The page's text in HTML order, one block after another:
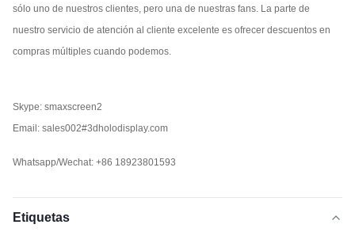
sólo uno de nuestros clientes, pero una de nuestras fans. La parte de
nuestro servicio de atención al cliente excelente es ofrecer descuentos en
compras múltiples cuando podemos.
Skype: smaxscreen2
Email: sales002#3dholodisplay.com
Whatsapp/Wechat: +86 18923801593
Etiquetas